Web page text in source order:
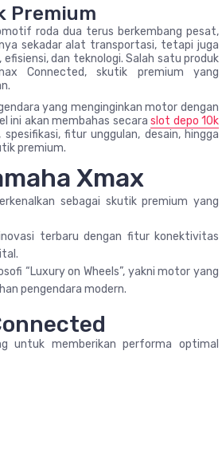
Premium
roda dua terus berkembang pesat,
sekadar alat transportasi, tetapi juga
dan teknologi. Salah satu produk
Connected, skutik premium yang
yang menginginkan motor dengan
ini akan membahas secara slot depo 10k
fitur unggulan, desain, hingga
premium.
Xmax
sebagai skutik premium yang
terbaru dengan fitur konektivitas
“Luxury on Wheels”, yakni motor yang
pengendara modern.
untuk memberikan performa optimal